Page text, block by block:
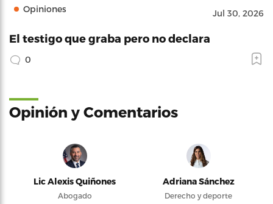
Opiniones Jul 30, 2026
El testigo que graba pero no declara
0
Opinión y Comentarios
Lic Alexis Quiñones
Abogado
Adriana Sánchez
Derecho y deporte